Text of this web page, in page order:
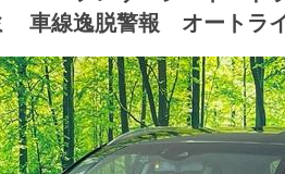
車線逸脱警報 オートラ